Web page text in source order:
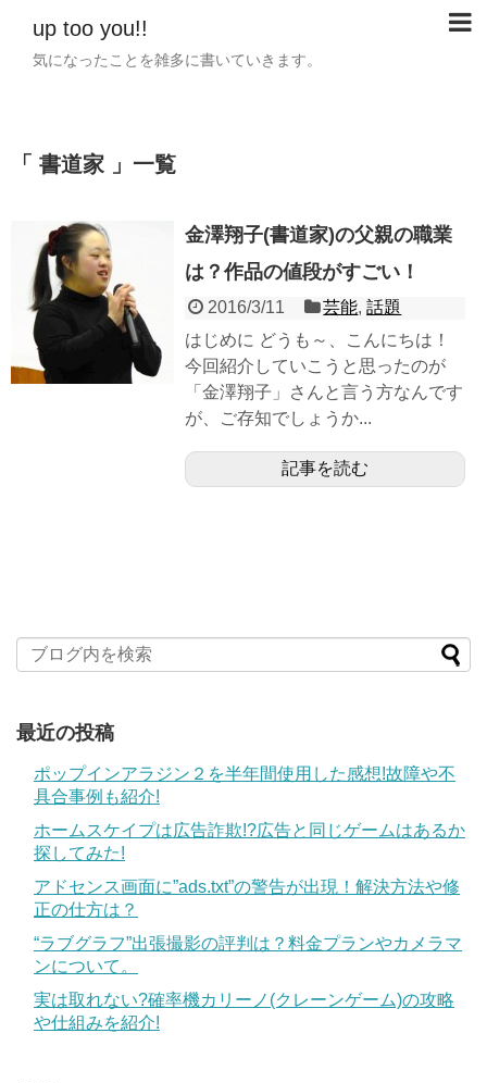
up too you!!
気になったことを雑多に書いていきます。
書道家 一覧
金澤翔子(書道家)の父親の職業
は？作品の値段がすごい！
2016/3/11 芸能,話題
はじめに どうも～、こんにちは！
今回紹介していこうと思ったのが
「金澤翔子」さんと言う方なんです
が、ご存知でしょうか...
記事を読む
最近の投稿
ポップインアラジン２を半年間使用した感想!故障や不
具合事例も紹介!
ホームスケイプは広告詐欺!?広告と同じゲームはあるか
探してみた!
アドセンス画面に”ads.txt”の警告が出現！解決方法や修
正の仕方は？
“ラブグラフ”出張撮影の評判は？料金プランやカメラマ
ンについて。
実は取れない?確率機カリーノ(クレーンゲーム)の攻略
や仕組みを紹介!